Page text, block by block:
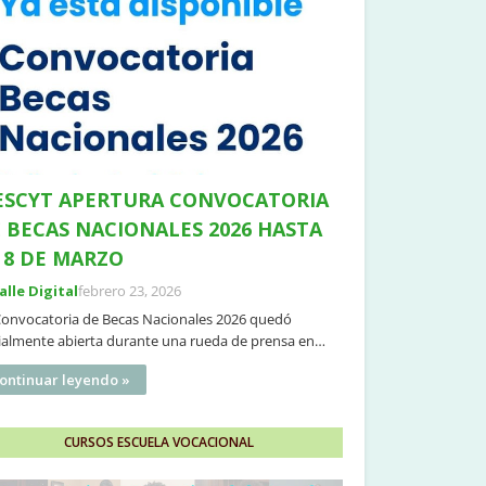
APERTURA CONVOCATORIA
BECAS NACIONALES 2026 HASTA
8 DE MARZO
Digitalfebrero 23, 2026
de Becas Nacionales 2026 quedó
abierta durante una rueda de prensa en…
leyendo »
CURSOS ESCUELA VOCACIONAL